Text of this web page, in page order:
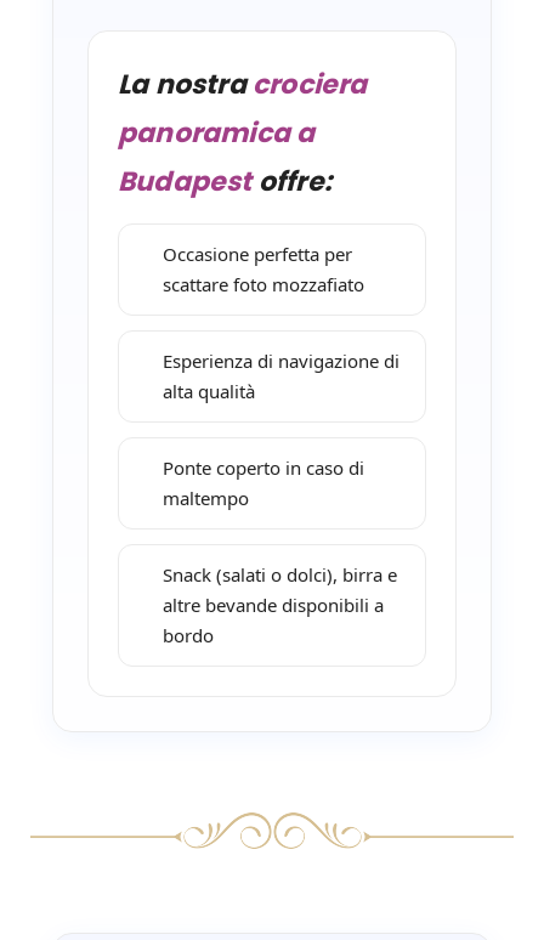
La nostracrociera
panoramica a
Budapestoffre:
Occasione perfetta per
scattare foto mozzafiato
Esperienza di navigazione di
alta qualità
Ponte coperto in caso di
maltempo
Snack (salati o dolci), birra e
altre bevande disponibili a
bordo